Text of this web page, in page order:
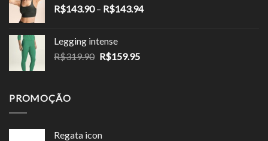
através
R$143.90 – R$143.94Faixa
Legging intense
R$319.90 O
R$159.95O
PROMOÇÃO
Regata icon